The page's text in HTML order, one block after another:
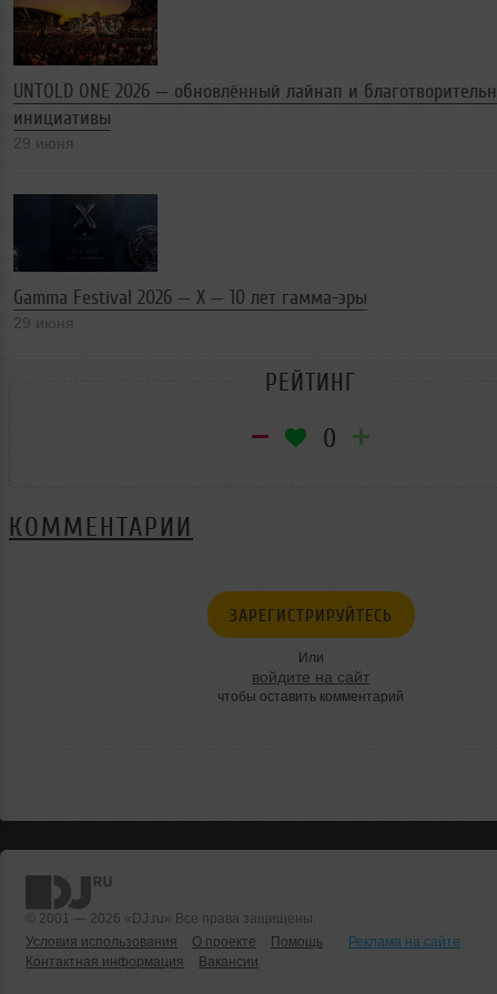
UNTOLD ONE 2026 — обновлённый лайнап и
инициативы
29 июня
Gamma Festival 2026 — X — 10 лет гамма-эры
29 июня
РЕЙТИНГ
0
КОММЕНТАРИИ
ЗАРЕГИСТРИРУЙТЕСЬ
Или
войдите на сайт
чтобы оставить комментарий
© 2001 — 2026 «DJ.ru» Все права защищены.
Условия использования
О проекте Помощь
Реклама на сайте
Контактная информация
Вакансии